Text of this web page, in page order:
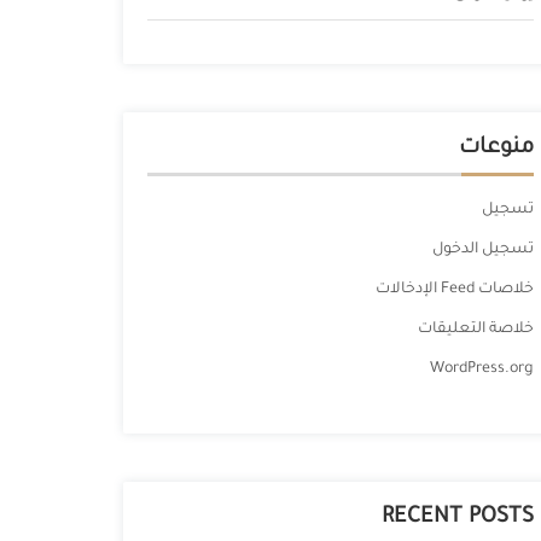
منوعات
تسجيل
تسجيل الدخول
خلاصات Feed الإدخالات
خلاصة التعليقات
WordPress.org
RECENT POSTS